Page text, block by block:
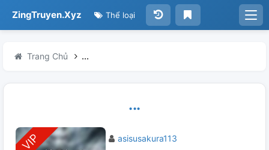
ZingTruyen.Xyz Thể loại
Trang Chủ ...
...
asisusakura113